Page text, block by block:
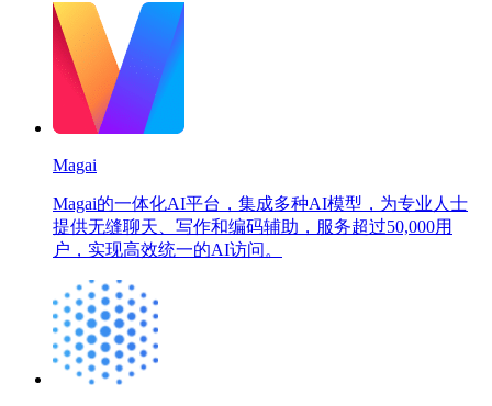
Magai
Magai的一体化AI平台，集成多种AI模型，为专业人士
提供无缝聊天、写作和编码辅助，服务超过50,000用
户，实现高效统一的AI访问。